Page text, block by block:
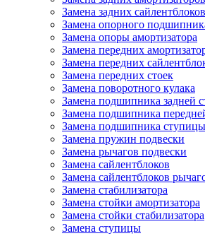
Замена задних сайлентблоков
Замена опорного
Замена опоры амортизатора
Замена передних
Замена передних
Замена передних стоек
Замена поворотного кулака
Замена подшипника задней
Замена подшипника
Замена подшипника ступицы
Замена пружин подвески
Замена рычагов подвески
Замена сайлентблоков
Замена сайлентблоков
Замена стабилизатора
Замена стойки амортизатора
Замена стойки стабилизатора
Замена ступицы